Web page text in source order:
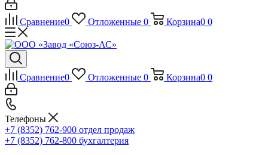
Сравнение0 Отложенные 0 Корзина0 0
Сравнение0 Отложенные 0 Корзина0 0
Телефоны
+7 (8352) 762-900 отдел продаж
+7 (8352) 762-800 бухгалтерия